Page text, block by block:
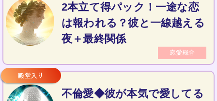
恋愛総合
2本立て得パック！一途な恋
は報われる？彼と一線越える
夜＋最終関係
不倫愛◆彼が本気で愛してる